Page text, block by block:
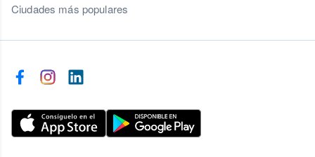
Ciudades más populares